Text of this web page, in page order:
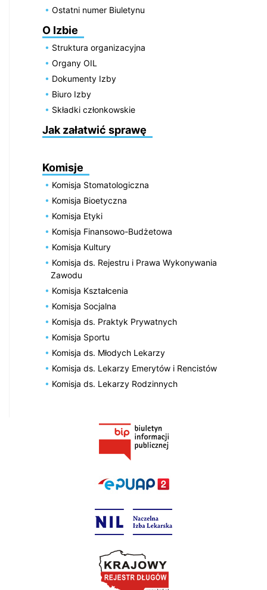
Ostatni numer Biuletynu
O Izbie
Struktura organizacyjna
Organy OIL
Dokumenty Izby
Biuro Izby
Składki członkowskie
Jak załatwić sprawę
Komisje
Komisja Stomatologiczna
Komisja Bioetyczna
Komisja Etyki
Komisja Finansowo-Budżetowa
Komisja Kultury
Komisja ds. Rejestru i Prawa Wykonywania
Zawodu
Komisja Kształcenia
Komisja Socjalna
Komisja ds. Praktyk Prywatnych
Komisja Sportu
Komisja ds. Młodych Lekarzy
Komisja ds. Lekarzy Emerytów i Rencistów
Komisja ds. Lekarzy Rodzinnych